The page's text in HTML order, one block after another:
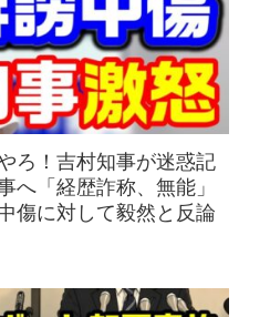
ろ！吉村知事が迷惑記
へ「経歴詐称、無能」
傷に対して毅然と反論